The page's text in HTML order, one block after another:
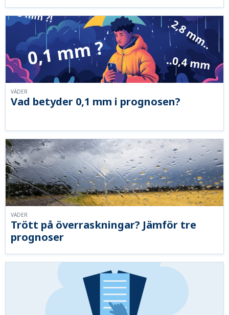
Vad betyder 0,1 mm i prognosen?
VÄDER
Trött på överraskningar? Jämför tre
prognoser
VÄDER